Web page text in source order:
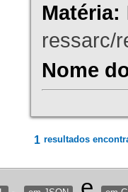
Matéria:
ressarc/
Nome
1 resultados